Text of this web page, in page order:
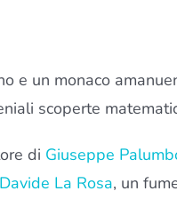
e un monaco
scoperte
di Giuseppe
Davide La Rosa, un